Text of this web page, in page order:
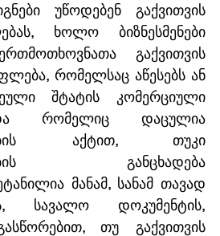
უწოდებენ გაქვითვის
ხოლო ბიზნესმენები
გაქვითვის
რომელსაც აწესებს ან
შტატის კომერციული
რომელიც დაცულია
აქტით, თუკი
განცხადება
მანამ, სანამ თავად
სავალო დოკუმენტის,
თუ გაქვითვის